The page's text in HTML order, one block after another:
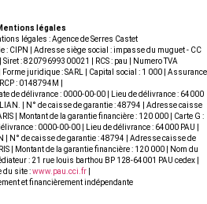
légales
légales : Agence de Serres Castet
: CIPN | Adresse siège social : impasse du muguet - CC
Siret : 82079699300021 | RCS : pau | Numero TVA
juridique : SARL | Capital social : 1 000 | Assurance
RCP : 0148794M |
de délivrance : 0000-00-00 | Lieu de délivrance : 64000
| N° de caisse de garantie : 48794 | Adresse caisse
| Montant de la garantie financière : 120 000 | Carte G :
: 0000-00-00 | Lieu de délivrance : 64000 PAU |
| N° de caisse de garantie : 48794 | Adresse caisse de
| Montant de la garantie financière : 120 000 | Nom du
: 21 rue louis barthou BP 128-64001 PAU cedex |
du site :www.pau.cci.fr
et financièrement indépendante